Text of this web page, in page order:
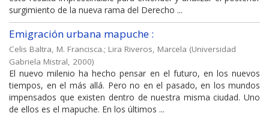
surgimiento de la nueva rama del Derecho ...
Emigración urbana mapuche :
Celis Baltra, M. Francisca.; Lira Riveros, Marcela (Universidad
Gabriela Mistral, 2000)
El nuevo milenio ha hecho pensar en el futuro, en los nuevos
tiempos, en el más allá. Pero no en el pasado, en los mundos
impensados que existen dentro de nuestra misma ciudad. Uno
de ellos es el mapuche. En los últimos ...